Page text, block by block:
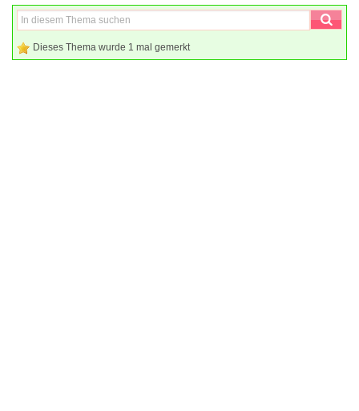
Dieses Thema wurde 1 mal gemerkt